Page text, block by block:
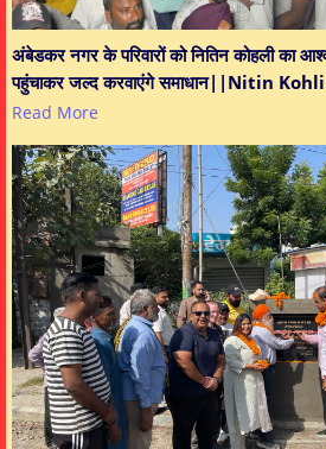
अंबेडकर नगर के परिवारों को नितिन कोहली का
पहुंचाकर जल्द करवाएंगे समाधान||Nitin
Read More